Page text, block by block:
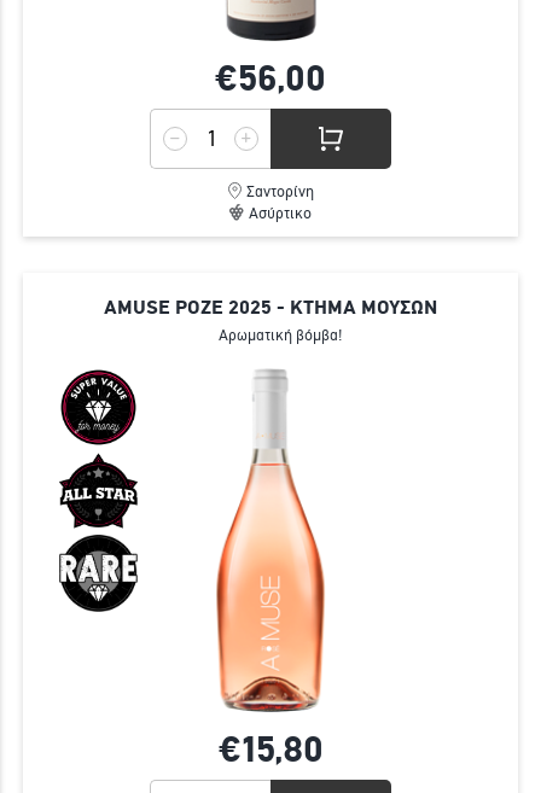
€56,00
Σαντορίνη
Ασύρτικο
AMUSE ΡΟΖΕ 2025 - ΚΤΗΜΑ ΜΟΥΣΩΝ
Αρωματική βόμβα!
€15,80